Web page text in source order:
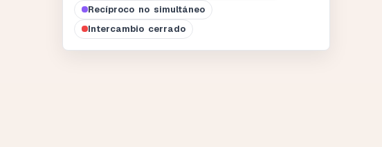
Recíproco no simultáneo
Intercambio cerrado